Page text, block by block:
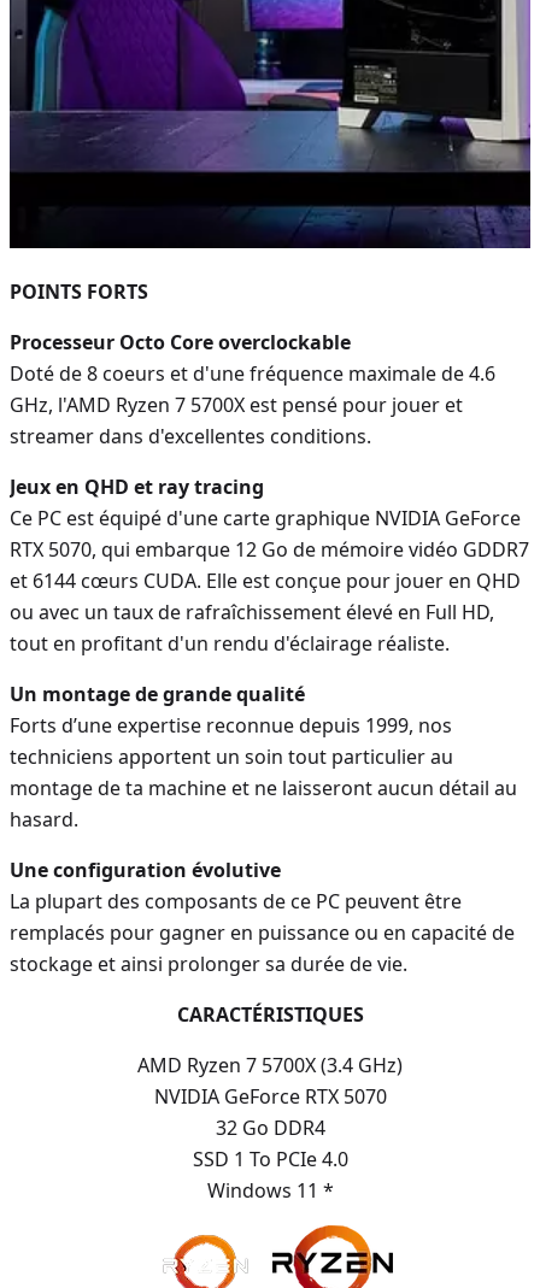
POINTS FORTS
Processeur Octo Core overclockable
Doté de 8 coeurs et d'une fréquence maximale de 4.6
GHz, l'AMD Ryzen 7 5700X est pensé pour jouer et
streamer dans d'excellentes conditions.
Jeux en QHD et ray tracing
Ce PC est équipé d'une carte graphique NVIDIA GeForce
RTX 5070, qui embarque 12 Go de mémoire vidéo GDDR7
et 6144 cœurs CUDA. Elle est conçue pour jouer en QHD
ou avec un taux de rafraîchissement élevé en Full HD,
tout en profitant d'un rendu d'éclairage réaliste.
Un montage de grande qualité
Forts d’une expertise reconnue depuis 1999, nos
techniciens apportent un soin tout particulier au
montage de ta machine et ne laisseront aucun détail au
hasard.
Une configuration évolutive
La plupart des composants de ce PC peuvent être
remplacés pour gagner en puissance ou en capacité de
stockage et ainsi prolonger sa durée de vie.
CARACTÉRISTIQUES
AMD Ryzen 7 5700X (3.4 GHz)
NVIDIA GeForce RTX 5070
32 Go DDR4
SSD 1 To PCIe 4.0
Windows 11 *